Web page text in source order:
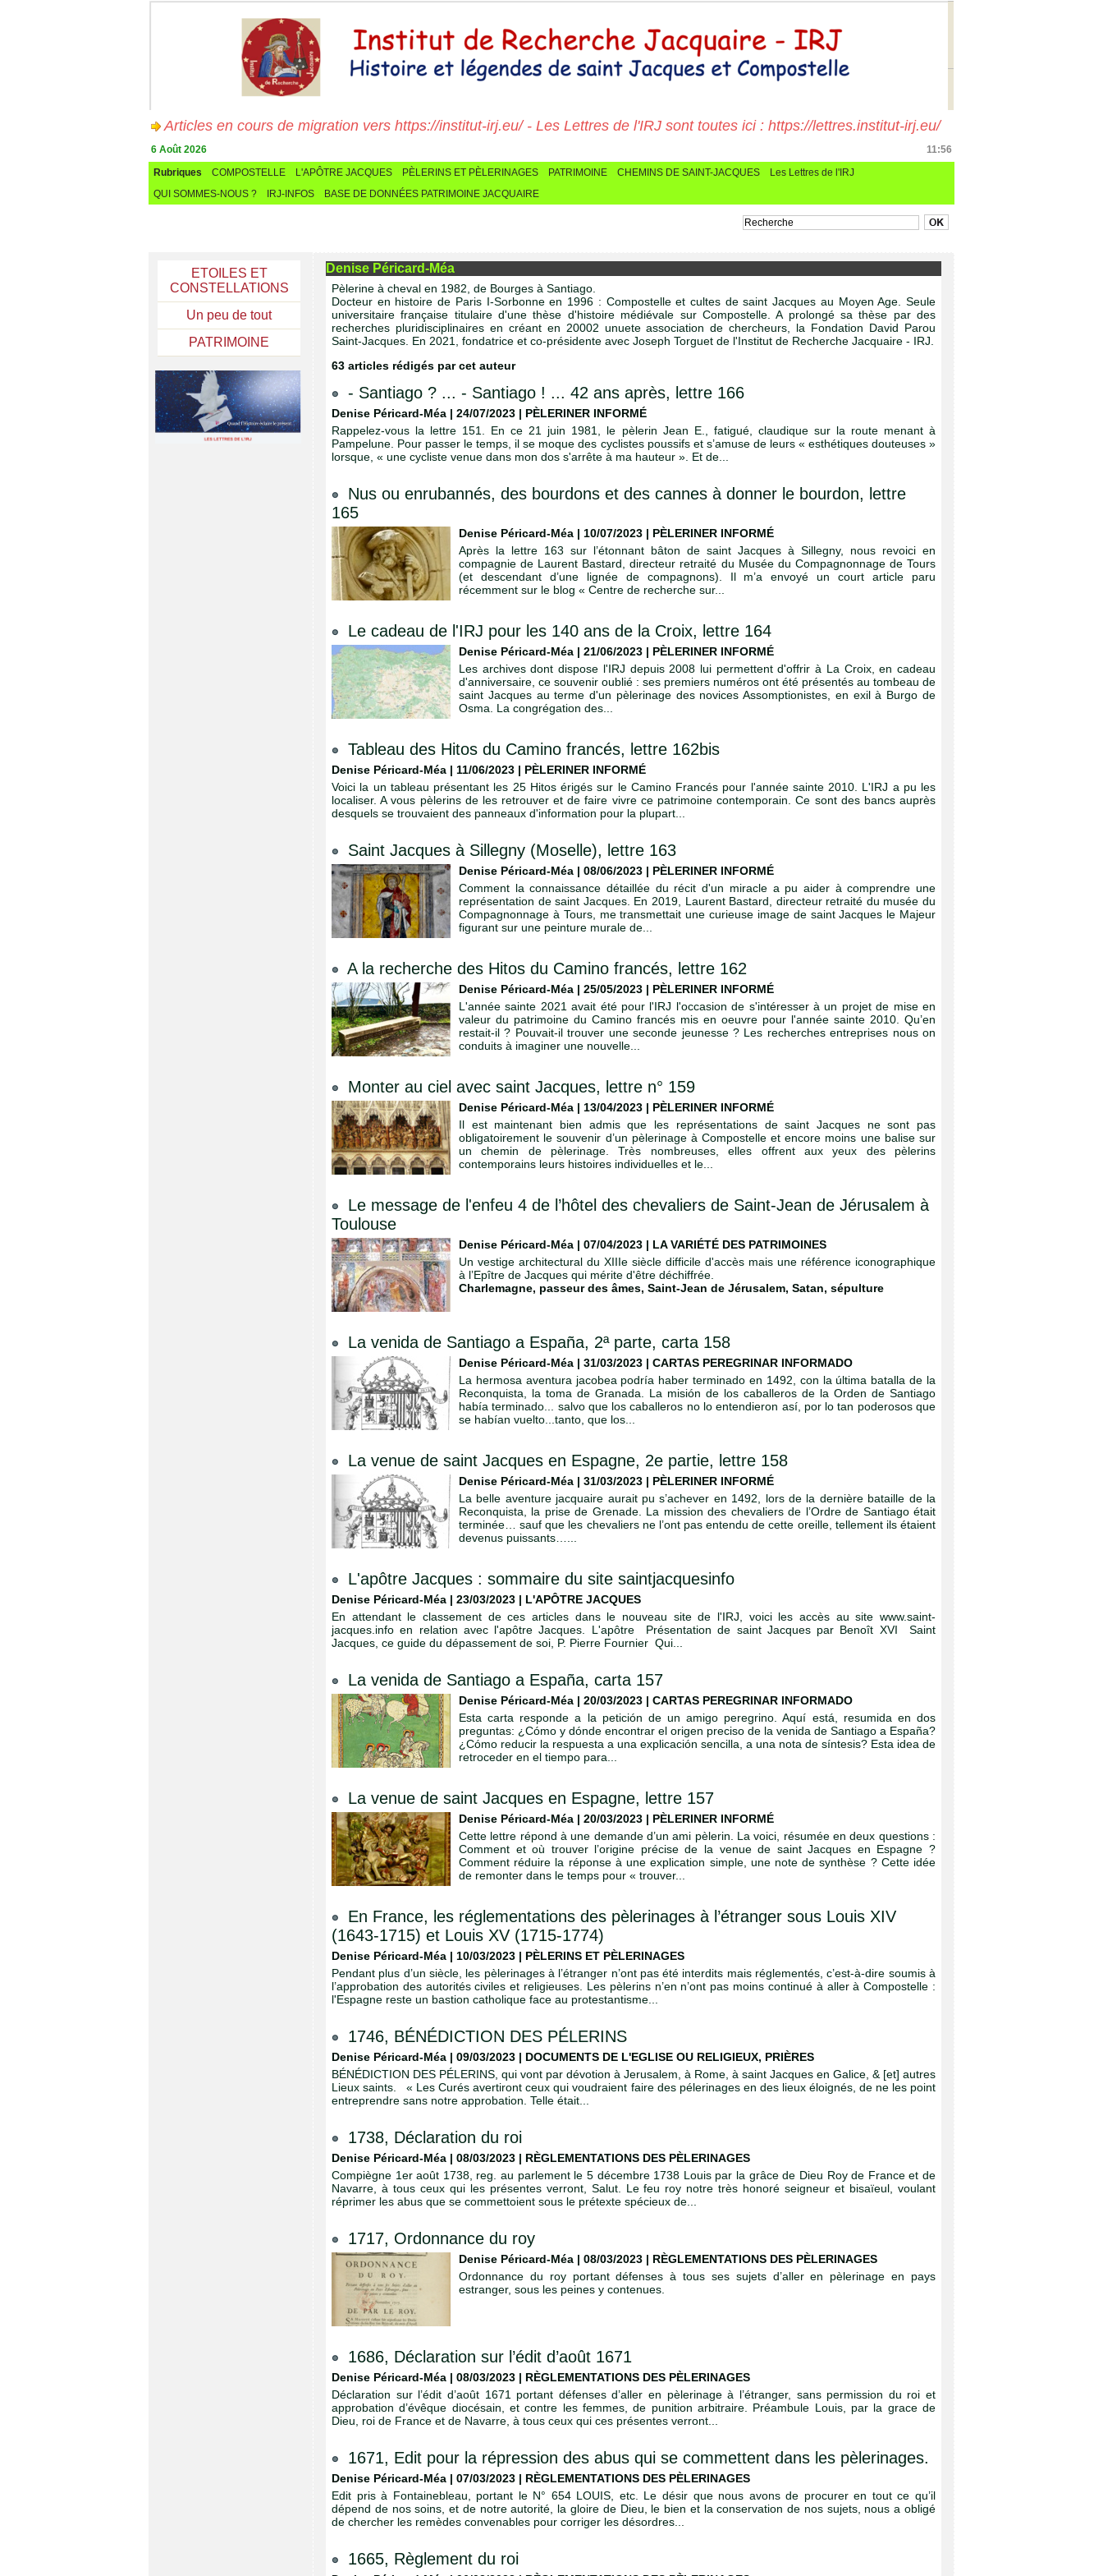
Articles en cours de migration vers https://institut-irj.eu/ - Les Lettres de l'IRJ sont toutes ici : https://lettres.institut-irj.eu/
6 Août 2026
11:56
Rubriques
COMPOSTELLE L'APÔTRE JACQUES PÈLERINS ET PÈLERINAGES PATRIMOINE CHEMINS DE SAINT-JACQUES
Les Lettres de l'IRJ
QUI SOMMES-NOUS ?
IRJ-INFOS BASE DE DONNÉES PATRIMOINE JACQUAIRE
ETOILES ET
CONSTELLATIONS
Un peu de tout
PATRIMOINE
Denise Péricard-Méa
Pèlerine à cheval en 1982, de Bourges à Santiago.
Docteur en histoire de Paris I-Sorbonne en 1996 : Compostelle et cultes de saint Jacques au Moyen Age. Seule
universitaire française titulaire d'une thèse d'histoire médiévale sur Compostelle. A prolongé sa thèse par des
recherches pluridisciplinaires en créant en 20002 unuete association de chercheurs, la Fondation David Parou
Saint-Jacques. En 2021, fondatrice et co-présidente avec Joseph Torguet de l'Institut de Recherche Jacquaire - IRJ.
63 articles rédigés par cet auteur
- Santiago ? ... - Santiago ! ... 42 ans après, lettre 166
Denise Péricard-Méa | 24/07/2023 | PÈLERINER INFORMÉ
Rappelez-vous la lettre 151. En ce 21 juin 1981, le pèlerin Jean E., fatigué, claudique sur la route menant à
Pampelune. Pour passer le temps, il se moque des cyclistes poussifs et s’amuse de leurs « esthétiques douteuses »
lorsque, « une cycliste venue dans mon dos s'arrête à ma hauteur ». Et de...
Nus ou enrubannés, des bourdons et des cannes à donner le bourdon, lettre
165
Denise Péricard-Méa | 10/07/2023 | PÈLERINER INFORMÉ
Après la lettre 163 sur l’étonnant bâton de saint Jacques à Sillegny, nous revoici en
compagnie de Laurent Bastard, directeur retraité du Musée du Compagnonnage de Tours
(et descendant d’une lignée de compagnons). Il m’a envoyé un court article paru
récemment sur le blog « Centre de recherche sur...
Le cadeau de l'IRJ pour les 140 ans de la Croix, lettre 164
Denise Péricard-Méa | 21/06/2023 | PÈLERINER INFORMÉ
Les archives dont dispose l'IRJ depuis 2008 lui permettent d'offrir à La Croix, en cadeau
d'anniversaire, ce souvenir oublié : ses premiers numéros ont été présentés au tombeau de
saint Jacques au terme d'un pèlerinage des novices Assomptionistes, en exil à Burgo de
Osma. La congrégation des...
Tableau des Hitos du Camino francés, lettre 162bis
Denise Péricard-Méa | 11/06/2023 | PÈLERINER INFORMÉ
Voici la un tableau présentant les 25 Hitos érigés sur le Camino Francés pour l'année sainte 2010. L'IRJ a pu les
localiser. A vous pèlerins de les retrouver et de faire vivre ce patrimoine contemporain. Ce sont des bancs auprès
desquels se trouvaient des panneaux d'information pour la plupart...
Saint Jacques à Sillegny (Moselle), lettre 163
Denise Péricard-Méa | 08/06/2023 | PÈLERINER INFORMÉ
Comment la connaissance détaillée du récit d'un miracle a pu aider à comprendre une
représentation de saint Jacques. En 2019, Laurent Bastard, directeur retraité du musée du
Compagnonnage à Tours, me transmettait une curieuse image de saint Jacques le Majeur
figurant sur une peinture murale de...
A la recherche des Hitos du Camino francés, lettre 162
Denise Péricard-Méa | 25/05/2023 | PÈLERINER INFORMÉ
L'année sainte 2021 avait été pour l'IRJ l'occasion de s'intéresser à un projet de mise en
valeur du patrimoine du Camino francés mis en oeuvre pour l'année sainte 2010. Qu’en
restait-il ? Pouvait-il trouver une seconde jeunesse ? Les recherches entreprises nous on
conduits à imaginer une nouvelle...
Monter au ciel avec saint Jacques, lettre n° 159
Denise Péricard-Méa | 13/04/2023 | PÈLERINER INFORMÉ
Il est maintenant bien admis que les représentations de saint Jacques ne sont pas
obligatoirement le souvenir d’un pèlerinage à Compostelle et encore moins une balise sur
un chemin de pèlerinage. Très nombreuses, elles offrent aux yeux des pèlerins
contemporains leurs histoires individuelles et le...
Le message de l'enfeu 4 de l’hôtel des chevaliers de Saint-Jean de Jérusalem à
Toulouse
Denise Péricard-Méa | 07/04/2023 | LA VARIÉTÉ DES PATRIMOINES
Un vestige architectural du XIIIe siècle difficile d'accès mais une référence iconographique
à l’Epître de Jacques qui mérite d'être déchiffrée.
Charlemagne, passeur des âmes, Saint-Jean de Jérusalem, Satan, sépulture
La venida de Santiago a España, 2ª parte, carta 158
Denise Péricard-Méa | 31/03/2023 | CARTAS PEREGRINAR INFORMADO
La hermosa aventura jacobea podría haber terminado en 1492, con la última batalla de la
Reconquista, la toma de Granada. La misión de los caballeros de la Orden de Santiago
había terminado... salvo que los caballeros no lo entendieron así, por lo tan poderosos que
se habían vuelto...tanto, que los...
La venue de saint Jacques en Espagne, 2e partie, lettre 158
Denise Péricard-Méa | 31/03/2023 | PÈLERINER INFORMÉ
La belle aventure jacquaire aurait pu s’achever en 1492, lors de la dernière bataille de la
Reconquista, la prise de Grenade. La mission des chevaliers de l’Ordre de Santiago était
terminée… sauf que les chevaliers ne l’ont pas entendu de cette oreille, tellement ils étaient
devenus puissants…...
L'apôtre Jacques : sommaire du site saintjacquesinfo
Denise Péricard-Méa | 23/03/2023 | L'APÔTRE JACQUES
En attendant le classement de ces articles dans le nouveau site de l'IRJ, voici les accès au site www.saint-
jacques.info en relation avec l'apôtre Jacques. L'apôtre Présentation de saint Jacques par Benoît XVI Saint
Jacques, ce guide du dépassement de soi, P. Pierre Fournier Qui...
La venida de Santiago a España, carta 157
Denise Péricard-Méa | 20/03/2023 | CARTAS PEREGRINAR INFORMADO
Esta carta responde a la petición de un amigo peregrino. Aquí está, resumida en dos
preguntas: ¿Cómo y dónde encontrar el origen preciso de la venida de Santiago a España?
¿Cómo reducir la respuesta a una explicación sencilla, a una nota de síntesis? Esta idea de
retroceder en el tiempo para...
La venue de saint Jacques en Espagne, lettre 157
Denise Péricard-Méa | 20/03/2023 | PÈLERINER INFORMÉ
Cette lettre répond à une demande d’un ami pèlerin. La voici, résumée en deux questions :
Comment et où trouver l’origine précise de la venue de saint Jacques en Espagne ?
Comment réduire la réponse à une explication simple, une note de synthèse ? Cette idée
de remonter dans le temps pour « trouver...
En France, les réglementations des pèlerinages à l’étranger sous Louis XIV
(1643-1715) et Louis XV (1715-1774)
Denise Péricard-Méa | 10/03/2023 | PÈLERINS ET PÈLERINAGES
Pendant plus d’un siècle, les pèlerinages à l’étranger n’ont pas été interdits mais réglementés, c’est-à-dire soumis à
l’approbation des autorités civiles et religieuses. Les pèlerins n’en n’ont pas moins continué à aller à Compostelle :
l'Espagne reste un bastion catholique face au protestantisme...
1746, ​BÉNÉDICTION DES PÉLERINS
Denise Péricard-Méa | 09/03/2023 | DOCUMENTS DE L'EGLISE OU RELIGIEUX, PRIÈRES
BÉNÉDICTION DES PÉLERINS, qui vont par dévotion à Jerusalem, à Rome, à saint Jacques en Galice, & [et] autres
Lieux saints. « Les Curés avertiront ceux qui voudraient faire des pélerinages en des lieux éloignés, de ne les point
entreprendre sans notre approbation. Telle était...
1738, Déclaration du roi
Denise Péricard-Méa | 08/03/2023 | RÈGLEMENTATIONS DES PÈLERINAGES
Compiègne 1er août 1738, reg. au parlement le 5 décembre 1738 Louis par la grâce de Dieu Roy de France et de
Navarre, à tous ceux qui les présentes verront, Salut. Le feu roy notre très honoré seigneur et bisaïeul, voulant
réprimer les abus que se commettoient sous le prétexte spécieux de...
1717, Ordonnance du roy
Denise Péricard-Méa | 08/03/2023 | RÈGLEMENTATIONS DES PÈLERINAGES
Ordonnance du roy portant défenses à tous ses sujets d’aller en pèlerinage en pays
estranger, sous les peines y contenues.
1686, Déclaration sur l’édit d’août 1671
Denise Péricard-Méa | 08/03/2023 | RÈGLEMENTATIONS DES PÈLERINAGES
Déclaration sur l’édit d’août 1671 portant défenses d’aller en pèlerinage à l’étranger, sans permission du roi et
approbation d’évêque diocésain, et contre les femmes, de punition arbitraire. Préambule Louis, par la grace de
Dieu, roi de France et de Navarre, à tous ceux qui ces présentes verront...
1671, Edit pour la répression des abus qui se commettent dans les pèlerinages.
Denise Péricard-Méa | 07/03/2023 | RÈGLEMENTATIONS DES PÈLERINAGES
Edit pris à Fontainebleau, portant le N° 654 LOUIS, etc. Le désir que nous avons de procurer en tout ce qu’il
dépend de nos soins, et de notre autorité, la gloire de Dieu, le bien et la conservation de nos sujets, nous a obligé
de chercher les remèdes convenables pour corriger les désordres...
1665, Règlement du roi